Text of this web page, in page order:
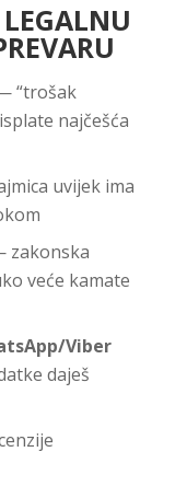
“trošak
najčešća
uvijek ima
zakonska
veće kamate
Viber
daješ